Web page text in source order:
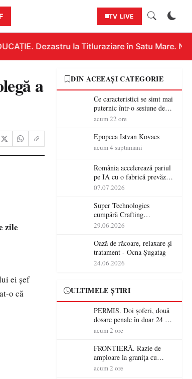
TV LIVE
Dezastru la Titluraziare în Satu Mare.
a
zile
ei şef
o că
DIN ACEEAȘI CATEGORIE
Ce caracteristici se simt mai
puternic într-o sesiune de
distracție la sloturi online:
RTP?
acum 22 ore
Epopeea Istvan Kovacs
acum 4 saptamani
România accelerează pariul
pe IA cu o fabrică prevăzută
pentru 2027
07.07.2026
Super Technologies
cumpără Crafting
Technologies și își extinde
România
29.06.2026
Oază de răcoare, relaxare și
tratament - Ocna Șugatag
24.06.2026
ULTIMELE ȘTIRI
PERMIS. Doi șoferi, două
dosare penale în doar 24 de
ore la Petea! Unul avea
nu a avut niciodată permis
acum 2 ore
FRONTIERĂ. Razie de
amploare la granița cu
Ungaria! 800 de persoane și
acum 2 ore